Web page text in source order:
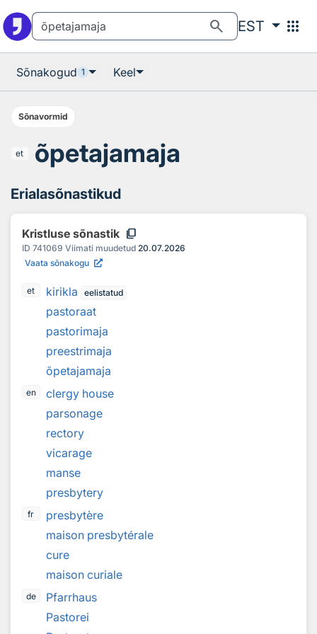
search EST apps
Sõnakogud 1 Keel
Sõnavormid
et õpetajamaja
Erialasõnastikud
Kristluse sõnastik content_copy
ID 741069 Viimati muudetud 20.07.2026
Vaata sõnakogu
et kirikla eelistatud
pastoraat
pastorimaja
preestrimaja
õpetajamaja
en
clergy house
parsonage
rectory
vicarage
manse
presbytery
fr
presbytère
maison presbytérale
cure
maison curiale
de
Pfarrhaus
Pastorei